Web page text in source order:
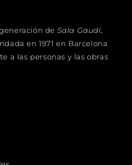
de Sala Gaudí,
en 1971 en Barcelona
a las personas y las obras